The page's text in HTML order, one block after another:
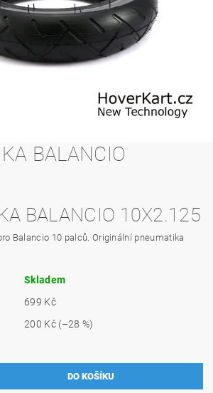
BALANCIO
BALANCIO 10X2.125
Balancio 10 palců. Originální pneumatika
Skladem
699 Kč
200 Kč (–28 %)